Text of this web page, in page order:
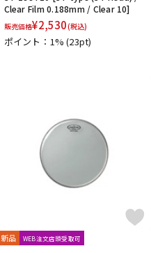
Clear Film 0.188mm / Clear 10]
販売価格¥2,530(税込)
ポイント：1%(23pt)
新品 WEB注文店頭受取可